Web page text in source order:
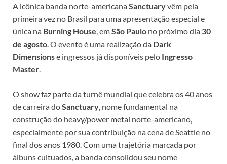
A icônica banda norte-americanaSanctuaryvêm pela
primeira vez no Brasil para uma apresentação especial e
única na Burning House, emSão Paulo no próximo dia 30
de agosto. O evento é uma realização da Dark
Dimensionse ingressos já disponíveis pelo Ingresso
Master.​
O show faz parte da turnê mundial que celebra os 40 anos
de carreira doSanctuary, nome fundamental na
construção do heavy/power metal norte-americano,
especialmente por sua contribuição na cena de Seattle no
final dos anos 1980. Com uma trajetória marcada por
álbuns cultuados, a banda consolidou seu nome